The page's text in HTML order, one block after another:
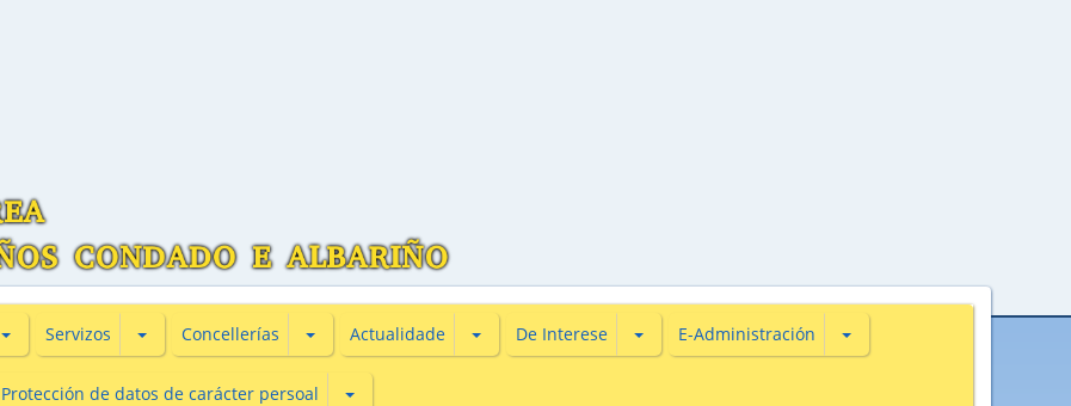
Subsecciones de Información turìstica
Servizos Subsecciones de Servizos
Concellerías Subsecciones de Concellerías
Actualidade Subsecciones de Actualidade
De Interese Subsecciones de De Interese
E-Administración Subsecciones de E-
Protección de datos de carácter persoal Subsecciones de Protección de datos de carácter persoal